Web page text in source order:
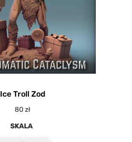
Ice Troll Zod
80 zł
SKALA